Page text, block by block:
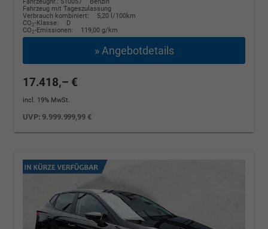
Fahrzeugnr.: 510057
Benzin
Fahrzeug mit Tageszulassung
Verbrauch kombiniert:
5,20 l/100km
CO2-Klasse:
D
CO2-Emissionen: 119,00 g/km
» Angebotdetails
17.418,– €
incl. 19% MwSt.
UVP: 9.999.999,99 €